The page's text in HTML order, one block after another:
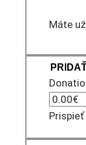
Máte